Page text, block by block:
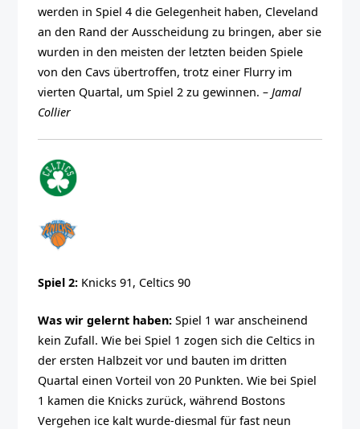
werden in Spiel 4 die Gelegenheit haben, Cleveland
an den Rand der Ausscheidung zu bringen, aber sie
wurden in den meisten der letzten beiden Spiele
von den Cavs übertroffen, trotz einer Flurry im
vierten Quartal, um Spiel 2 zu gewinnen.– Jamal
Collier
Spiel 2: Knicks 91, Celtics 90
Was wir gelernt haben:Spiel 1 war anscheinend
kein Zufall. Wie bei Spiel 1 zogen sich die Celtics in
der ersten Halbzeit vor und bauten im dritten
Quartal einen Vorteil von 20 Punkten. Wie bei Spiel
1 kamen die Knicks zurück, während Bostons
Vergehen ice kalt wurde-diesmal für fast neun